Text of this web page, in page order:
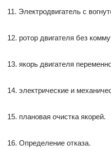
11. Электродвигатель с
12. ротор двигателя без
13. якорь двигателя
14. электрические и
15. плановая очистка якорей.
16. Определение отказа.